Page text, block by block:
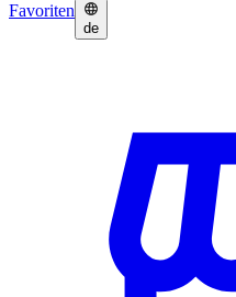
Favoriten
de